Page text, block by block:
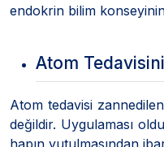
endokrin bilim
Atom
Atom tedavisi
değildir. Uygulaması
hapın yutulmasından